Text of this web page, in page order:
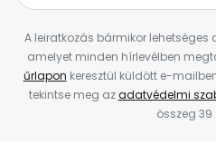
A leiratkozás bármikor lehetséges
amelyet minden hírlevélben
űrlapon keresztül küldött e-
tekintse meg azadatvédelmi
összeg 39